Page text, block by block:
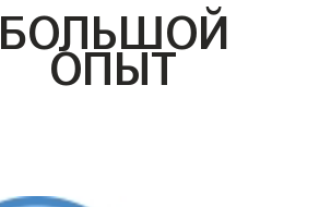
БОЛЬШОЙ
ОПЫТ